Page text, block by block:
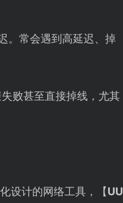
。常会遇到高延迟、掉
败甚至直接掉线，尤其
设计的网络工具，【UU